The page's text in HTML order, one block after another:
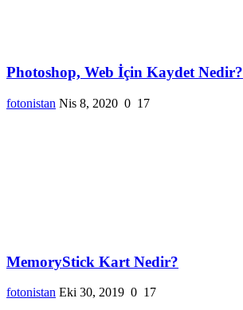
Photoshop, Web İçin Kaydet Nedir?
fotonistan Nis 8, 2020 0 17
MemoryStick Kart Nedir?
fotonistan Eki 30, 2019 0 17